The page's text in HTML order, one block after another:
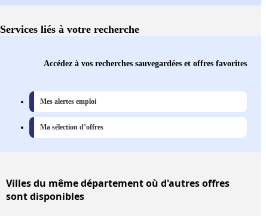
Services liés à votre recherche
Accédez à vos recherches sauvegardées et offres favorites
Mes alertes emploi
Ma sélection d’offres
Villesdu même département où d'autres offres
sont disponibles